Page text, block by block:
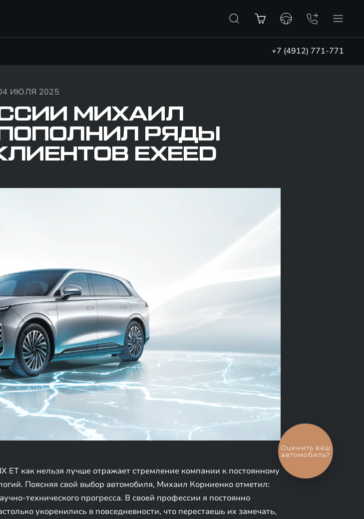
+7 (4912) 771-771
ИЮЛЯ 2025
МИХАИЛ
РЯДЫ
EXEED
ET как нельзя лучше отражает стремление компании к постоянному
Поясняя свой выбор автомобиля, Михаил Корниенко отметил:
технического прогресса. В своей профессии я постоянно
укоренились в повседневности, что перестаешь их замечать,
обмен
автомобиля